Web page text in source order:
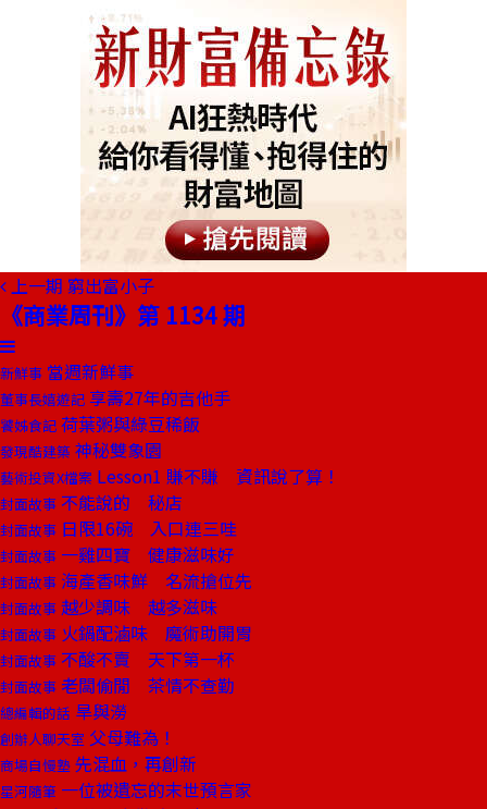
上一期 窮出富小子
《商業周刊》第 1134 期
新鮮事 當週新鮮事
董事長嬉遊記 享壽27年的吉他手
饕姊食記 荷葉粥與綠豆稀飯
發現酷建築 神秘雙象園
藝術投資X檔案 Lesson1 賺不賺 資訊說了算！
封面故事 不能說的 秘店
封面故事 日限16碗 入口連三哇
封面故事 一雞四寶 健康滋味好
封面故事 海產香味鮮 名流搶位先
封面故事 越少調味 越多滋味
封面故事 火鍋配滷味 魔術助開胃
封面故事 不酸不賣 天下第一杯
封面故事 老闆偷閒 茶情不查勤
總編輯的話 旱與澇
創辦人聊天室 父母難為！
商場自慢塾 先混血，再創新
星河隨筆 一位被遺忘的末世預言家